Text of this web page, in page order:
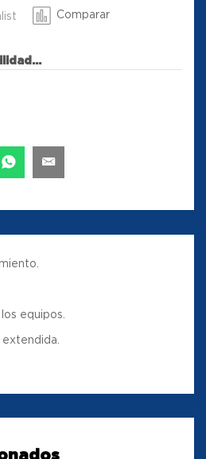
Comparar
equipos.